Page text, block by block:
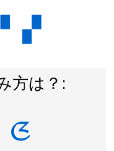
▝ ▞
方は？:
ᤜ